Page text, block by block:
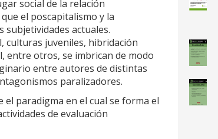
social de la relación
el poscapitalismo y la
subjetividades actuales.
culturas juveniles, hibridación
entre otros, se imbrican de modo
entre autores de distintas
paralizadores.
paradigma en el cual se forma el
de evaluación